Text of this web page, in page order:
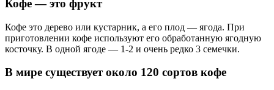
Кофе — это фрукт
Кофе это дерево или кустарник, а его плод — ягода. При
приготовлении кофе используют его обработанную ягодную
косточку. В одной ягоде — 1-2 и очень редко 3 семечки.
В мире существует около 120 сортов кофе